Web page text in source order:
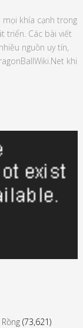
khía cạnh trong
triển. Các bài viết
nguồn uy tín,
khi
(73,621)